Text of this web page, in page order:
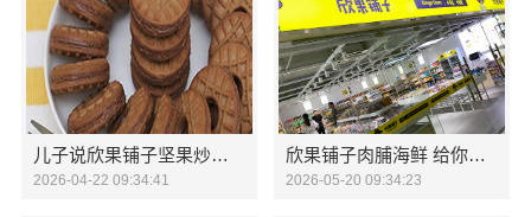
儿子说欣果铺子坚果炒货 给你味蕾上的享受
2026-04-22 09:34:41
欣果铺子肉脯海鲜 给你不一样的享受
2026-05-20 09:34:23